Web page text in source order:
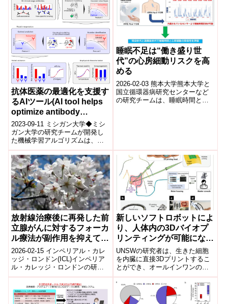
抗体医薬の最適化を支援す
るAIツール(AI tool helps
optimize antibody
medicines)
2023-09-11 ミシガン大学◆ミシ
ガン大学の研究チームが開発し
た機械学習アルゴリズムは、抗
体治療がパーキンソン病、アル
ツハイマー病、大腸がんなどの
疾患と戦...
睡眠不足は“働き盛り世
代”の心房細動リスクを高
める
2026-02-03 熊本大学熊本大学と
国立循環器病研究センターなど
の研究チームは、睡眠時間と心
放射線治療後に再発した前
立腺がんに対するフォーカ
ル療法が副作用を抑えて有
効と判明(Focal therapy
effectively treats men
whose prostate cancer
returns after
radiotherapy with fewer
side effects, says new
2026-02-15 インペリアル・カレ
ッジ・ロンドン(ICL)インペリア
ル・カレッジ・ロンドンの研究
チームは、放射線治療後に再発
した前立腺がん患者に対するフ
ォ...
新しいソフトロボットによ
り、人体内の3Dバイオプ
リンティングが可能になる
かもしれない。(3D
bioprinting inside the
human body could be
possible thanks to new
soft robot)
UNSWの研究者は、生きた細胞
を内臓に直接3Dプリントするこ
とができ、オールインワンの内
視鏡手術ツールとして使用でき
る可能性のあるプロトタイプデ
バイスを発表しま...